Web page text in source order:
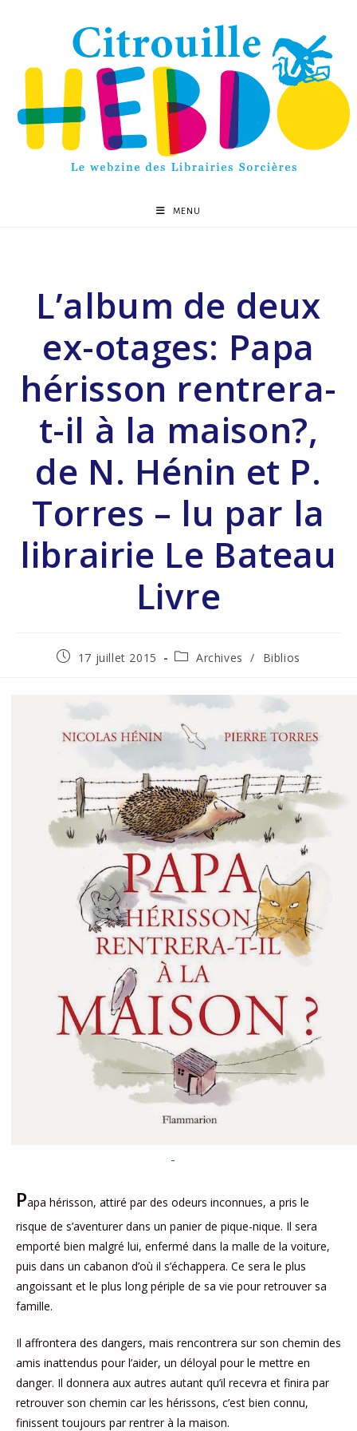
MENU
L’album de deux
ex-otages: Papa
hérisson rentrera-
t-il à la maison?,
de N. Hénin et P.
Torres – lu par la
librairie Le Bateau
Livre
17 juillet 2015 Archives / Biblios
Papa hérisson, attiré par des odeurs inconnues, a pris le
risque de s’aventurer dans un panier de pique-nique. Il sera
emporté bien malgré lui, enfermé dans la malle de la voiture,
puis dans un cabanon d’où il s’échappera. Ce sera le plus
angoissant et le plus long périple de sa vie pour retrouver sa
famille.
Il affrontera des dangers, mais rencontrera sur son chemin des
amis inattendus pour l’aider, un déloyal pour le mettre en
danger. Il donnera aux autres autant qu’il recevra et finira par
retrouver son chemin car les hérissons, c’est bien connu,
finissent toujours par rentrer à la maison.